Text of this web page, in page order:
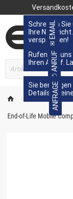
End-of-Life Mobile
✉ EMAIL
Schreiben Sie
Ihre
versprochen!
✆ ANRUF
Rufen Sie uns
Ihren Anruf.
ANFRAGE
Sie
Details zu